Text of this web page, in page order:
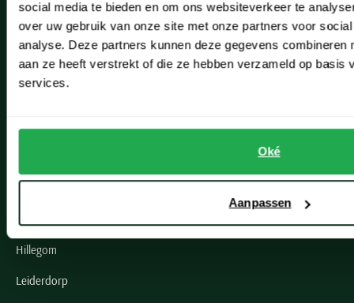
social media te bieden en om ons websiteverkeer te
over uw gebruik van onze site met onze partners voor
analyse. Deze partners kunnen deze gegevens combineren
aan ze heeft verstrekt of die ze hebben verzameld op basis
services.
Oké
Aanpassen
Klachtenafhandeling
Actievoorwaarden
Hillegom
Leiderdorp